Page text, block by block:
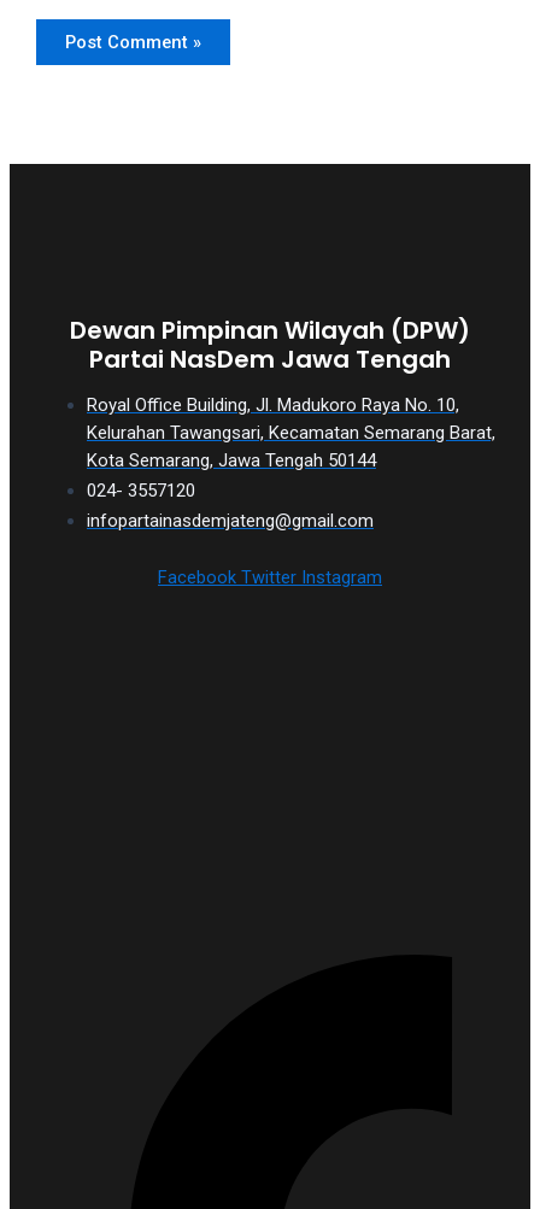
Dewan Pimpinan Wilayah (DPW)
Partai NasDem Jawa Tengah
Royal Office Building, Jl. Madukoro Raya No. 10,
Kelurahan Tawangsari, Kecamatan Semarang Barat,
Kota Semarang, Jawa Tengah 50144
024- 3557120
infopartainasdemjateng@gmail.com
Facebook Twitter Instagram